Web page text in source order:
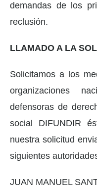
demandas de los
reclusión.
LLAMADO A LA
Solicitamos a los
organizaciones
defensoras de
social DIFUNDIR
nuestra solicitud
siguientes
JUAN MANUEL